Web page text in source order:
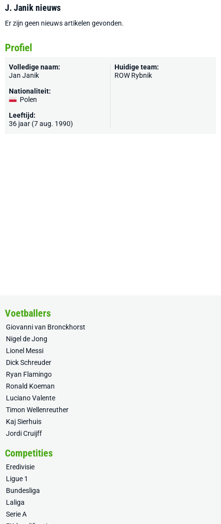
J. Janik nieuws
Er zijn geen nieuws artikelen gevonden.
Profiel
Volledige naam:
Jan Janik
Nationaliteit:
Polen
Leeftijd:
36 jaar (7 aug. 1990)
Huidige team:
ROW Rybnik
Voetballers
Giovanni van Bronckhorst
Nigel de Jong
Lionel Messi
Dick Schreuder
Ryan Flamingo
Ronald Koeman
Luciano Valente
Timon Wellenreuther
Kaj Sierhuis
Jordi Cruijff
Competities
Eredivisie
Ligue 1
Bundesliga
Laliga
Serie A